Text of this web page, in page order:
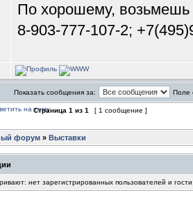
По хорошему,
8-903-777-107-2;
Показать сообщения за: Поле
Страница 1 из 1 [ 1 сообщение ]
форум » Выставки
нет зарегистрированных пользователей и